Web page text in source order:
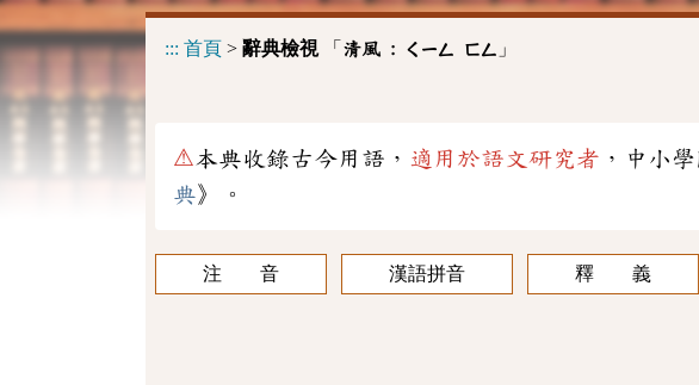
::: 首頁 > 辭典檢視「 清風 : ㄑㄧㄥ ㄈㄥ 」
⚠本典收錄古今用語， 適用於語文研究者 ，中小
典》。
注 音 漢語拼音 釋 義